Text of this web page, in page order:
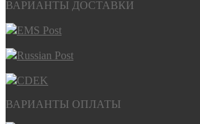
ВАРИАНТЫ ДОСТАВКИ
EMS Post
Russian Post
CDEK
ВАРИАНТЫ ОПЛАТЫ